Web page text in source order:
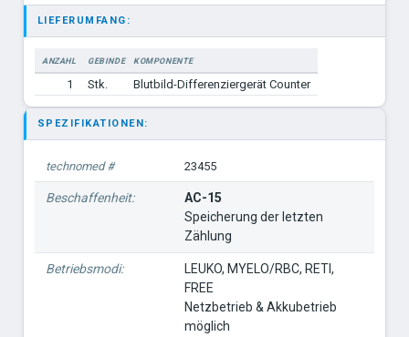
LIEFERUMFANG:
ANZAHL GEBINDE
KOMPONENTE
1
Stk. Blutbild-Differenziergerät Counter
SPEZIFIKATIONEN:
technomed # 23455
Beschaffenheit:
AC-15
Speicherung der letzten
Zählung
Betriebsmodi:
LEUKO, MYELO/RBC, RETI,
FREE
Netzbetrieb & Akkubetrieb
möglich